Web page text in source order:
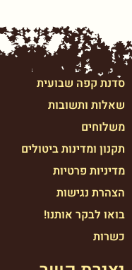
סדנת קפה שבועית
שאלות ותשובות
משלוחים
תקנון ומדינות ביטולים
מדיניות פרטיות
הצהרת נגישות
בואו לבקר אותנו!
כשרות